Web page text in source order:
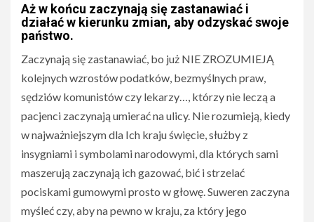
Aż w końcu zaczynają się zastanawiać i
działać w kierunku zmian, aby odzyskać swoje
państwo.
Zaczynają się zastanawiać, bo już NIE ZROZUMIEJĄ
kolejnych wzrostów podatków, bezmyślnych praw,
sędziów komunistów czy lekarzy…, którzy nie leczą a
pacjenci zaczynają umierać na ulicy. Nie rozumieją, kiedy
w najważniejszym dla Ich kraju święcie, służby z
insygniami i symbolami narodowymi, dla których sami
maszerują zaczynają ich gazować, bić i strzelać
pociskami gumowymi prosto w głowę. Suweren zaczyna
myśleć czy, aby na pewno w kraju, za który jego